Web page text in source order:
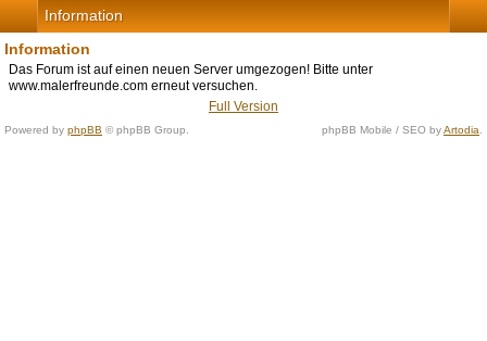
Information
Information
Das Forum ist auf einen neuen Server umgezogen! Bitte unter
www.malerfreunde.com erneut versuchen.
Full Version
Powered by phpBB © phpBB Group. phpBB Mobile / SEO byArtodia